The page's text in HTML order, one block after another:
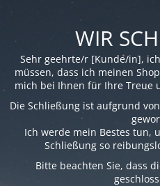
WIR
Sehr geehrte/r [Kunde/in],
müssen, dass ich meinen
mich bei Ihnen für Ihre Treue
Die Schließung ist aufgrund
Ich werde mein Bestes tun,
Schließung so
Bitte beachten Sie, dass